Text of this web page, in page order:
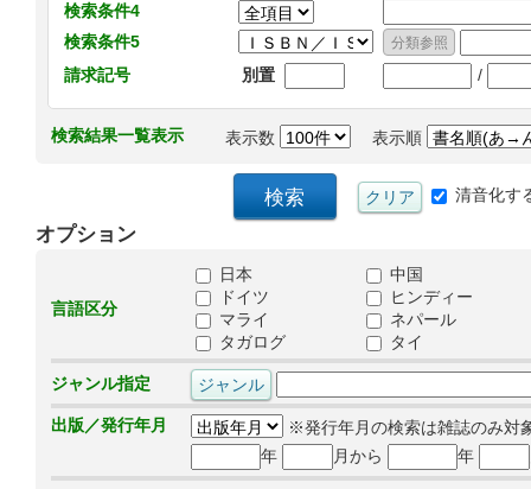
検索条件4
検索条件5
請求記号
別置 /
検索結果一覧表示 表示数 表示順
清音化す
オプション
言語区分
日本
中国
ドイツ
ヒンディー
マライ
ネパール
タガログ
タイ
ジャンル指定
出版／発行年月
※発行年月の検索は雑誌のみ対
年
月から 年